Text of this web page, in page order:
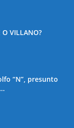
O VILLANO?
“N”, presunto